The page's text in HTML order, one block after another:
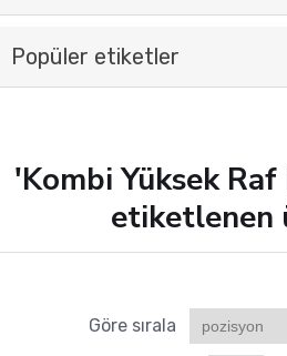
Popüler etiketler
'Kombi Yüksek
etiketlenen
Göre sırala